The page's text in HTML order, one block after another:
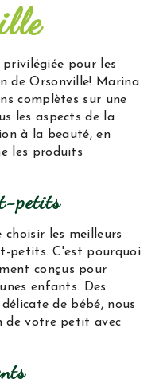
pour les
de Orsonville! Marina
complètes sur une
les aspects de la
à la beauté, en
les produits
petits
les meilleurs
petits. C'est pourquoi
conçus pour
enfants. Des
de bébé, nous
de votre petit avec